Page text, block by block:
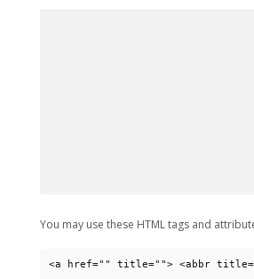
You may use these HTML tags and
<a href="" title=""> <abbr